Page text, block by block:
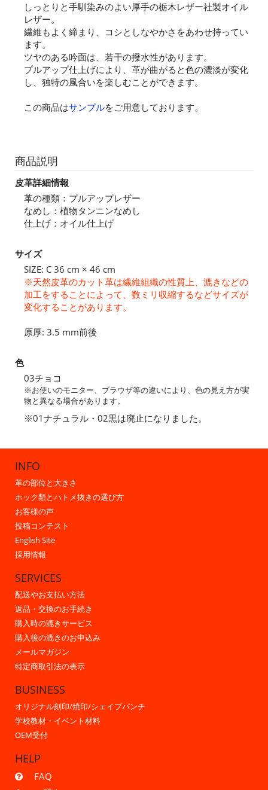
しっとりと手馴染みのよい厚手の栃木レザー社製オイル
レザー。
繊維もよく締まり、コシとしなやかさをあわせ持ってい
ます。
ツヤのある吟面は、若干の撥水性があります。
プルアップ仕上げにより、革が曲がると色の濃淡が変化
し、独特の風合いを楽しむことができます。
この商品はサンプルをご用意しております。
商品説明
皮革詳細情報
革の種類：プルアップレザー
なめし：植物タンニンなめし
仕上げ：オイル仕上げ
サイズ
SIZE: C 36 cm × 46 cm
※天然皮革のカット革は繊維組織の性質上、漉きなどの
加工をすることによって、数ミリ収縮するなどサイズが
変化することがあります。
原厚: 3.5 mm前後
色
03チョコ
※お使いのモニター、ブラウザ等の違いにより、色の見え方が実
物と異なる場合があります。
※01ナチュラル・02黒は廃止になりました。
INFO
革の部位と大きさ
ホック類とハトメ抜きの選び方
お客様の声
投稿コンテスト
English Site
採用情報
SERVICES
配送やお支払い方法
返品・交換のお手続き
購入時の漉きサービス
購入後の漉きのお申込み
メールマガジン
特定商取引法の表示
BUSINESS
オリジナル刻印/焼印/シェイプパンチ
学校教材・イベント材料
OEM受付
HELP
FAQ